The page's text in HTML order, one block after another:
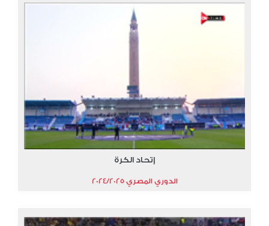
إتحاد الكرة
الدوري المصري 2024/2025